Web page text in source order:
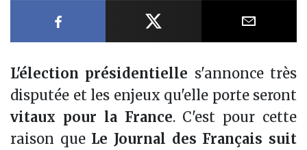
Partager sur FacebookPartager sur X
L'élection présidentielle s'annonce très
disputée et les enjeux qu'elle porte seront
vitaux pour la France. C'est pour cette
raison que Le Journal des Français suit